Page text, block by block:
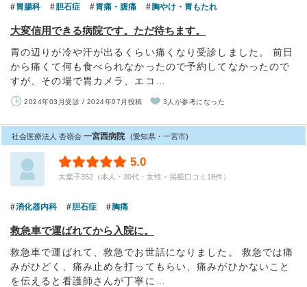
胃腸科 胆石症 胃痛・腹痛 胸やけ・胃もたれ
大変信用できる病院です。ただ待ちます。
胃の辺りが冷や汗が出るくらい痛くなり受診しました。 前日
から痛くて何も食べられなかったので予約してなかったので
すが、その場で胃カメラ、エコ…
2024年03月受診 / 2024年07月投稿 3人が参考になった
社会医療法人 杏嶺会 一宮西病院 (愛知県・一宮市)
5.0
大葉子352（本人・30代・女性・掲載口コミ18件）
消化器内科 胆石症 胸痛
救急車で運ばれてから入院に。
救急車で運ばれて、救急でお世話になりました。 救急では痛
みがひどく、痛み止めを打ってもらい、痛みがひかないこと
を伝えると看護師さんが丁寧に…